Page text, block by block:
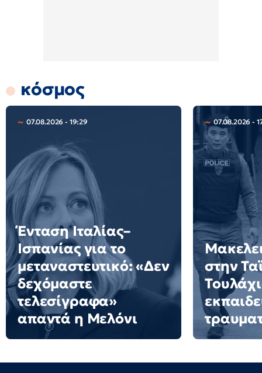
κόσμος
07.08.2026 - 19:29
Ένταση Ιταλίας–
Ισπανίας για το
μεταναστευτικό: «Δεν
δεχόμαστε
τελεσίγραφα»
απαντά η Μελόνι
07.08.2026 -
στην